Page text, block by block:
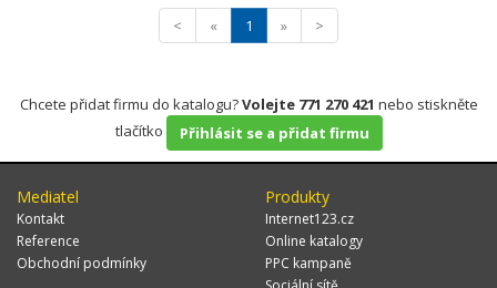
< « 1 » >
Chcete přidat firmu do katalogu?Volejte 771 270 421 nebo stiskněte
tlačítko
Přihlásit se a přidat firmu
Mediatel
Kontakt
Reference
Obchodní podmínky
Produkty
Internet123.cz
Online katalogy
PPC kampaně